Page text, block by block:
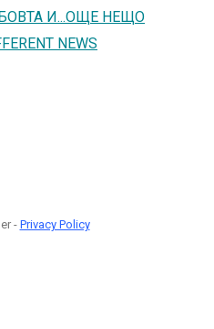
И...ОЩЕ НЕЩО
NEWS
-Privacy Policy